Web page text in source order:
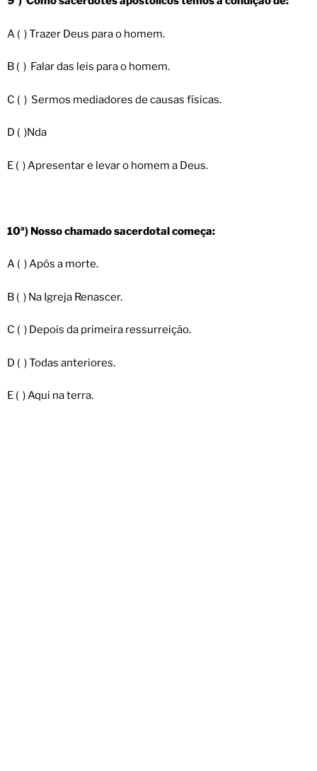
A ( ) Trazer Deus para o homem.
B ( ) Falar das leis para o homem.
C ( ) Sermos mediadores de causas físicas.
D ( )Nda
E ( ) Apresentar e levar o homem a Deus.
10ª) Nosso chamado sacerdotal começa:
A ( ) Após a morte.
B ( ) Na Igreja Renascer.
C ( ) Depois da primeira ressurreição.
D ( ) Todas anteriores.
E ( ) Aqui na terra.